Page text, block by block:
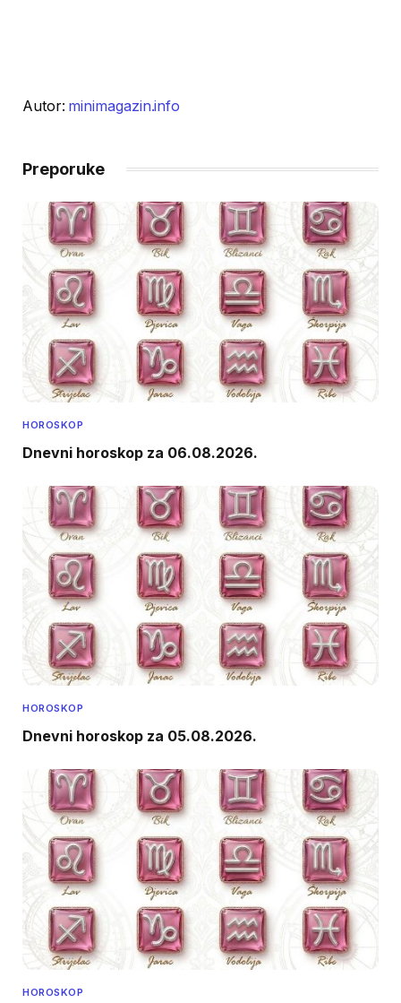
Autor: minimagazin.info
Preporuke
HOROSKOP
Dnevni horoskop za 06.08.2026.
HOROSKOP
Dnevni horoskop za 05.08.2026.
HOROSKOP